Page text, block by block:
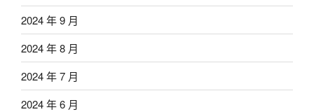
2024 年 9 月
2024 年 8 月
2024 年 7 月
2024 年 6 月